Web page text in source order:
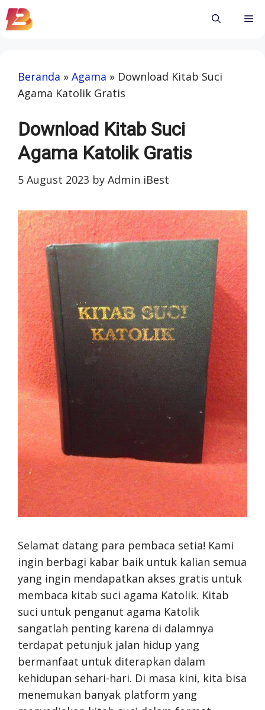
Skip
to
Beranda » Agama » Download Kitab Suci
Agama Katolik Gratis
Download Kitab Suci
Agama Katolik Gratis
5 August 2023 by Admin iBest
Selamat datang para pembaca setia! Kami
ingin berbagi kabar baik untuk kalian semua
yang ingin mendapatkan akses gratis untuk
membaca kitab suci agama Katolik. Kitab
suci untuk penganut agama Katolik
sangatlah penting karena di dalamnya
terdapat petunjuk jalan hidup yang
bermanfaat untuk diterapkan dalam
kehidupan sehari-hari. Di masa kini, kita bisa
menemukan banyak platform yang